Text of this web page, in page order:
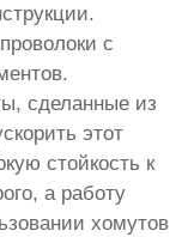
с
сделанные из
этот
стойкость к
а работу
хомутов